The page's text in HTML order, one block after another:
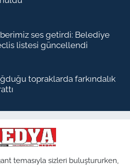
ses getirdi: Belediye
listesi güncellendi
topraklarda farkındalık
temasıyla sizleri buluştururken,